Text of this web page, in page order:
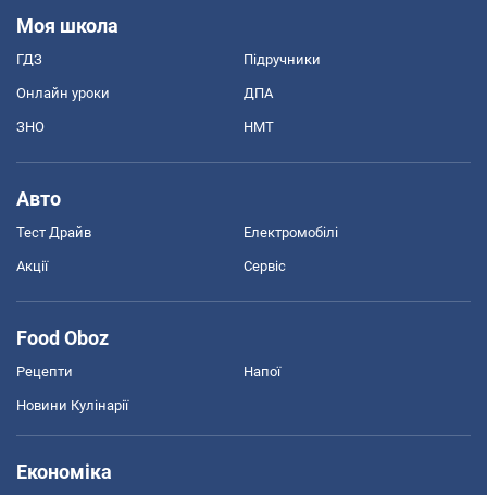
Моя школа
ГДЗ Підручники
Онлайн уроки ДПА
ЗНО НМТ
Авто
Тест Драйв Електромобілі
Акції Сервіс
Food Oboz
Рецепти Напої
Новини Кулінарії
Економіка